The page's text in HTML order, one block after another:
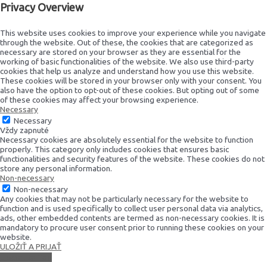
Privacy Overview
This website uses cookies to improve your experience while you navigate
through the website. Out of these, the cookies that are categorized as
necessary are stored on your browser as they are essential for the
working of basic functionalities of the website. We also use third-party
cookies that help us analyze and understand how you use this website.
These cookies will be stored in your browser only with your consent. You
also have the option to opt-out of these cookies. But opting out of some
of these cookies may affect your browsing experience.
Necessary
Necessary
Vždy zapnuté
Necessary cookies are absolutely essential for the website to function
properly. This category only includes cookies that ensures basic
functionalities and security features of the website. These cookies do not
store any personal information.
Non-necessary
Non-necessary
Any cookies that may not be particularly necessary for the website to
function and is used specifically to collect user personal data via analytics,
ads, other embedded contents are termed as non-necessary cookies. It is
mandatory to procure user consent prior to running these cookies on your
website.
ULOŽIŤ A PRIJAŤ